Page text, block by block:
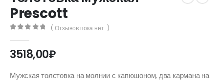
Prescott
( Отзывов пока нет. )
3518,00₽
Мужская толстовка на молнии с капюшоном, два кармана на